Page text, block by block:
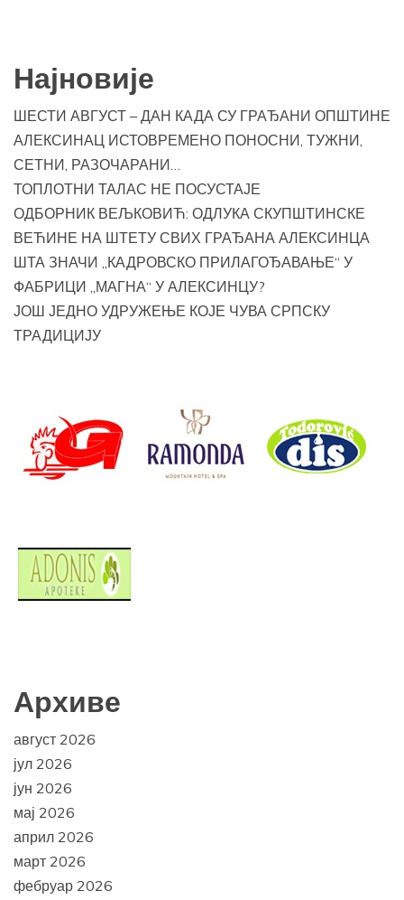
Најновије
ШЕСТИ АВГУСТ – ДАН КАДА СУ ГРАЂАНИ ОПШТИНЕ
АЛЕКСИНАЦ ИСТОВРЕМЕНО ПОНОСНИ, ТУЖНИ,
СЕТНИ, РАЗОЧАРАНИ…
ТОПЛОТНИ ТАЛАС НЕ ПОСУСТАЈЕ
ОДБОРНИК ВЕЉКОВИЋ: ОДЛУКА СКУПШТИНСКЕ
ВЕЋИНЕ НА ШТЕТУ СВИХ ГРАЂАНА АЛЕКСИНЦА
ШТА ЗНАЧИ „КАДРОВСКО ПРИЛАГОЂАВАЊЕ“ У
ФАБРИЦИ „МАГНА“ У АЛЕКСИНЦУ?
ЈОШ ЈЕДНО УДРУЖЕЊЕ КОЈЕ ЧУВА СРПСКУ
ТРАДИЦИЈУ
Архиве
август 2026
јул 2026
јун 2026
мај 2026
април 2026
март 2026
фебруар 2026